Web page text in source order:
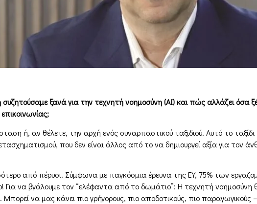
συζητούσαµε ξανά για την τεχνητή νοηµοσύνη (AI) και πώς αλλάζει όσα
ή, αν θέλετε, την αρχή ενός συναρπαστικού ταξιδιού. Αυτό το
που δεν είναι άλλος από το να δηµιουργεί αξία για τον
από πέρυσι. Σύµφωνα µε παγκόσµια έρευνα της EY, 75% των
Για να βγάλουµε τον “ελέφαντα από το δωµάτιο”: Η τεχνητή
να µας κάνει πιο γρήγορους, πιο αποδοτικούς, πιο παραγωγικούς